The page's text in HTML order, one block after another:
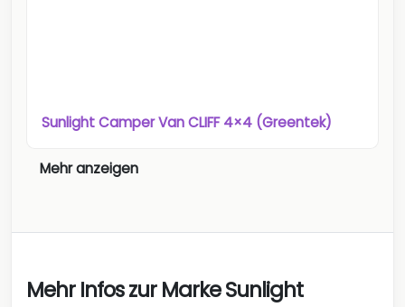
Sunlight Camper Van CLIFF 4×4 (Greentek)
Mehr anzeigen
Mehr Infos zur Marke Sunlight